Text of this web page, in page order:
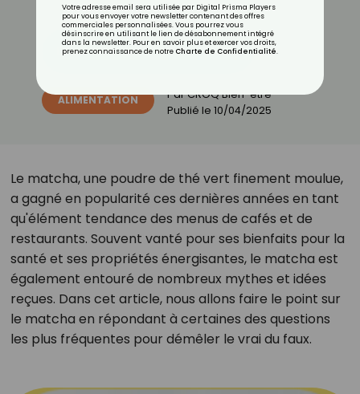
Découvrez les 11 menus CROQ
ALIMENTATION ParCROQ Bien-être
Publié le 10/04/2025
Le matcha, une poudre de thé vert finement moulue,
a gagné en popularité ces dernières années en tant
qu'élément tendance des menus de cafés et de
restaurants. Souvent vanté pour ses bienfaits pour la
santé et ses propriétés énergisantes, le matcha est
également entouré de nombreux mythes et idées
reçues. Dans cet article, nous allons faire le point sur
le matcha en répondant à certaines des questions
les plus fréquentes pour démêler le vrai du faux.
Votre adresse email sera utilisée par Digital Prisma Players
pour vous envoyer votre newsletter contenant des offres
commerciales personnalisées. Vous pourrez vous
désinscrire en utilisant le lien de désabonnement intégré
dans la newsletter. Pour en savoir plus et exercer vos droits,
prenez connaissance de notre Charte de Confidentialité.